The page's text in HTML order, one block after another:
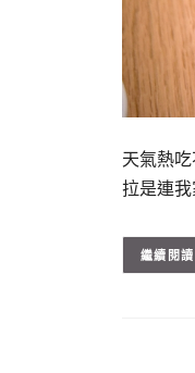
天氣熱
拉是連